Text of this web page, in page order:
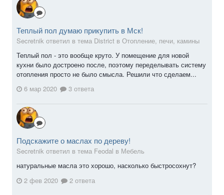
Теплый пол думаю прикупить в Мск!
Secretnik ответил в тема District в Отопление, печи, камины
Теплый пол - это вообще круто. У помещение для новой
кухни было достроено после, поэтому переделывать систему
отопления просто не было смысла. Решили что сделаем...
6 мар 2020
3 ответа
Подскажите о маслах по дереву!
Secretnik ответил в тема Feodal в Мебель
натуральные масла это хорошо, насколько быстросохнут?
2 фев 2020
2 ответа